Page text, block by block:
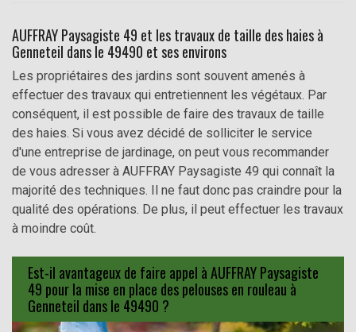
AUFFRAY Paysagiste 49 et les travaux de taille des haies à
Genneteil dans le 49490 et ses environs
Les propriétaires des jardins sont souvent amenés à
effectuer des travaux qui entretiennent les végétaux. Par
conséquent, il est possible de faire des travaux de taille
des haies. Si vous avez décidé de solliciter le service
d'une entreprise de jardinage, on peut vous recommander
de vous adresser à AUFFRAY Paysagiste 49 qui connaît la
majorité des techniques. Il ne faut donc pas craindre pour la
qualité des opérations. De plus, il peut effectuer les travaux
à moindre coût.
Est-il avantageux de faire appel à AUFFRAY Paysagiste
49 pour la mise en place des pelouses en rouleau à
Genneteil dans le 49490 ?